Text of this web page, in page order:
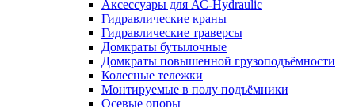
Аксессуары для АС-Hydraulic
Гидравлические краны
Гидравлические траверсы
Домкраты бутылочные
Домкраты повышенной грузоподъёмности
Колесные тележки
Монтируемые в полу подъёмники
Осевые опоры